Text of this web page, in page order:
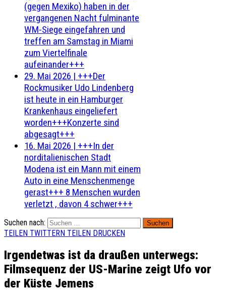
(gegen Mexiko) haben in der
vergangenen Nacht fulminante
WM-Siege eingefahren und
treffen am Samstag in Miami
zum Viertelfinale
aufeinander+++
29. Mai 2026 | +++Der
Rockmusiker Udo Lindenberg
ist heute in ein Hamburger
Krankenhaus eingeliefert
worden+++Konzerte sind
abgesagt+++
16. Mai 2026 | +++In der
norditalienischen Stadt
Modena ist ein Mann mit einem
Auto in eine Menschenmenge
gerast+++ 8 Menschen wurden
verletzt , davon 4 schwer+++
Suchen nach:
TEILEN TWITTERN TEILEN DRUCKEN
Irgendetwas ist da draußen unterwegs:
Filmsequenz der US-Marine zeigt Ufo vor
der Küste Jemens